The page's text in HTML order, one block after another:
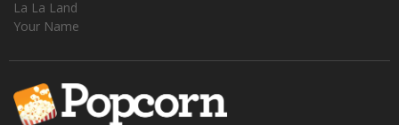
La La Land
Your Name